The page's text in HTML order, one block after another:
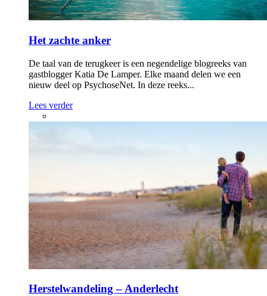
Het zachte anker
De taal van de terugkeer is een negendelige blogreeks van
gastblogger Katia De Lamper. Elke maand delen we een
nieuw deel op PsychoseNet. In deze reeks...
Lees verder
Herstelwandeling – Anderlecht